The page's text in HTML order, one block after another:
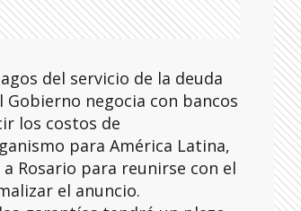
del servicio de la deuda
negocia con bancos
los costos de
para América Latina,
Rosario para reunirse con el
el anuncio.